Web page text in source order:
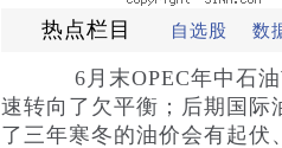
热点栏目 自选股 数
6月末OPEC年中石油
速转向了欠平衡；后期国际
了三年寒冬的油价会有起